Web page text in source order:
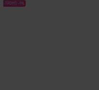
ПРОМО -9%